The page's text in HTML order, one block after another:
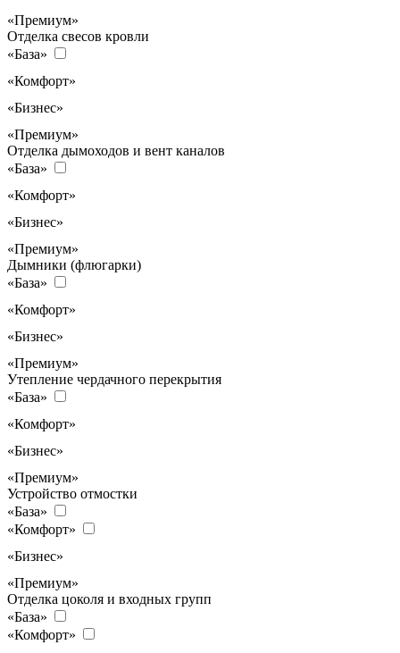
«Премиум»
Отделка свесов кровли
«База»
«Комфорт»
«Бизнес»
«Премиум»
Отделка дымоходов и вент каналов
«База»
«Комфорт»
«Бизнес»
«Премиум»
Дымники (флюгарки)
«База»
«Комфорт»
«Бизнес»
«Премиум»
Утепление чердачного перекрытия
«База»
«Комфорт»
«Бизнес»
«Премиум»
Устройство отмостки
«База»
«Комфорт»
«Бизнес»
«Премиум»
Отделка цоколя и входных групп
«База»
«Комфорт»